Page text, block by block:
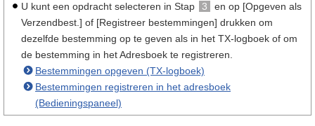
U kunt een opdracht selecteren in Stap 3
en op [Opgeven als
Verzendbest.] of [Registreer bestemmingen] drukken om
dezelfde bestemming op te geven als in het TX-logboek of om
de bestemming in het Adresboek te registreren.
Bestemmingen opgeven (TX-logboek)
Bestemmingen registreren in het adresboek
(Bedieningspaneel)